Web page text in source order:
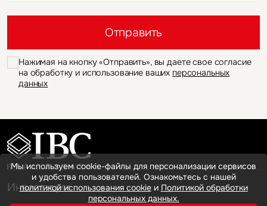
Отправить
Нажимая на кнопку «Отправить», вы даете свое согласие
на обработку и использование ваших персональных
данных
Инвестиции
Мы используем cookie-файлы для персонализации сервисов
и удобства пользователей. Ознакомьтесь с нашей
политикой использования cookieи Политикой обработки
персональных данных.